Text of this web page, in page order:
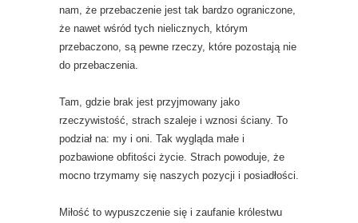
nam, że przebaczenie jest tak bardzo ograniczone,
że nawet wśród tych nielicznych, którym
przebaczono, są pewne rzeczy, które pozostają nie
do przebaczenia.
Tam, gdzie brak jest przyjmowany jako
rzeczywistość, strach szaleje i wznosi ściany. To
podział na: my i oni. Tak wygląda małe i
pozbawione obfitości życie. Strach powoduje, że
mocno trzymamy się naszych pozycji i posiadłości.
Miłość to wypuszczenie się i zaufanie królestwu